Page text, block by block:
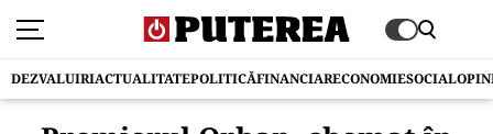
DEZVALUIRIACTUALITATEPOLITICĂFINANCIARECONOMIESOCIAL